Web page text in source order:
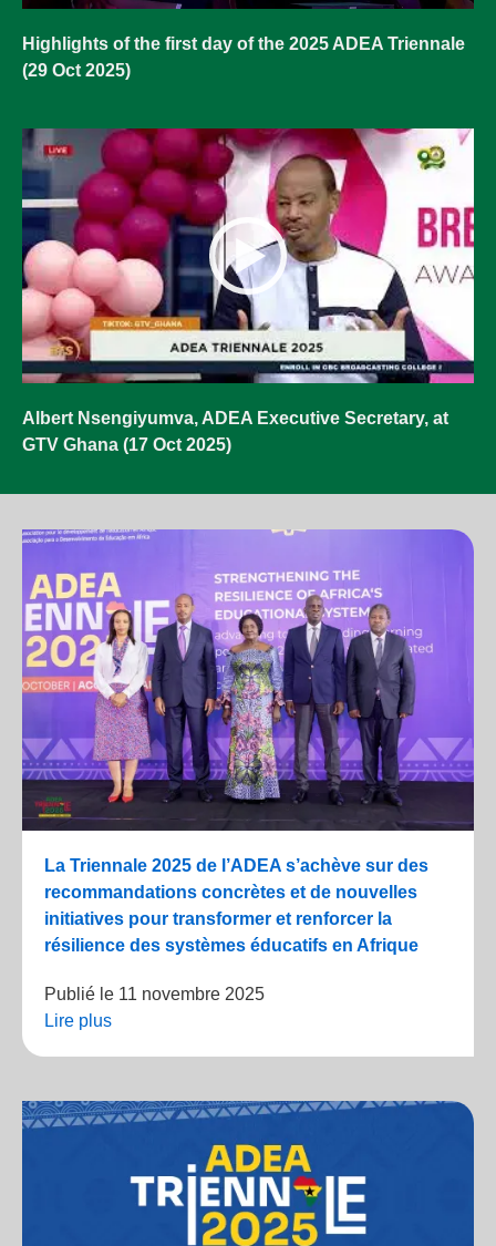
Highlights of the first day of the 2025 ADEA Triennale
(29 Oct 2025)
Albert Nsengiyumva, ADEA Executive Secretary, at
GTV Ghana (17 Oct 2025)
La Triennale 2025 de l’ADEA s’achève sur des
recommandations concrètes et de nouvelles
initiatives pour transformer et renforcer la
résilience des systèmes éducatifs en Afrique
Publié le 11 novembre 2025
Lire plus